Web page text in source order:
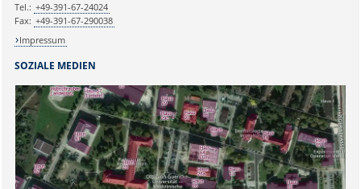
SOZIALE MEDIEN
Tel.: +49-391-67-24024
Fax: +49-391-67-290038
Impressum